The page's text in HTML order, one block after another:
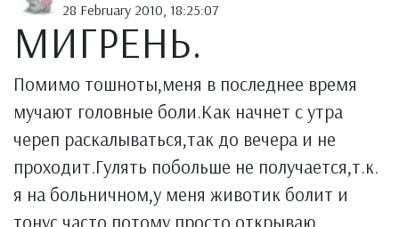
28 February 2010, 18:25:07
МИГРЕНЬ.
Помимо тошноты,меня в последнее время
мучают головные боли.Как начнет с утра
череп раскалываться,так до вечера и не
проходит.Гулять побольше не получается,т.к.
я на больничном,у меня животик болит и
тонус часто,потому просто открываю